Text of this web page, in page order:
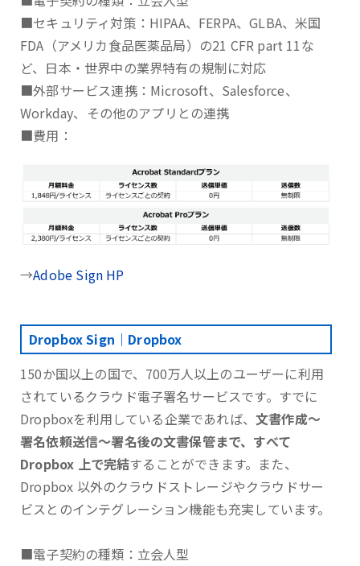
■セキュリティ対策：HIPAA、FERPA、GLBA、⽶国
FDA（アメリカ⾷品医薬品局）の21 CFR part 11な
ど、日本・世界中の業界特有の規制に対応
■外部サービス連携：Microsoft、Salesforce、
Workday、その他のアプリとの連携
■費用：
→Adobe Sign HP
Dropbox Sign｜Dropbox
150か国以上の国で、700万人以上のユーザーに利用
されているクラウド電子署名サービスです。すでに
Dropboxを利用している企業であれば、 文書作成～
署名依頼送信～署名後の文書保管まで、すべて
Dropbox 上で完結することができます。また、
Dropbox 以外のクラウドストレージやクラウドサー
ビスとのインテグレーション機能も充実しています。
■電子契約の種類：立会人型